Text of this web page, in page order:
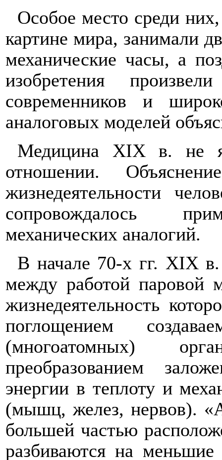
Особое место среди
картине мира, занимали
механические часы, а
изобретения
современников и
аналоговых моделей
Медицина XIXв. не
отношении.
жизнедеятельности
сопровождалось
механических аналогий.
В начале 70-х гг. XIXв.
между работой паровой
жизнедеятельность
поглощением
(многоатомных)
преобразованием
энергии в теплоту и
(мышц, желез, нервов).
большей частью
разбиваются на